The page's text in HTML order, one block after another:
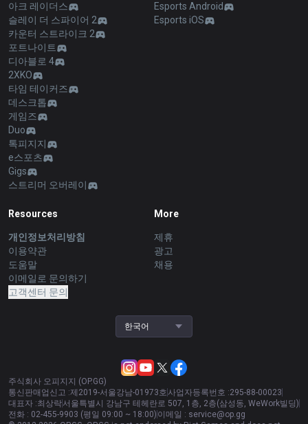
아크 레이더스
슬레이 더 스파이어 2
카운터 스트라이크 2
포트나이트
디아블로 4
2XKO
타임 테이커즈
데스크톱
게임즈
Duo
톡피지지
e스포츠
Gigs
스트리머 오버레이
Esports Android
Esports iOS
Resources
개인정보처리방침
이용약관
도움말
이메일로 문의하기
고객센터 문의
More
제휴
광고
채용
한국어
주식회사 오피지지 (OP.GG)
통신판매업신고 :제2019-서울강남-01973호 사업자등록번호 :295-88-00023
대표자 :최상락서울특별시 강남구 테헤란로 507, 1층, 2층(삼성동, WeWork빌딩)
전화 : 02-455-9903 (평일 09:00 ~ 18:00) 이메일 : service@op.gg